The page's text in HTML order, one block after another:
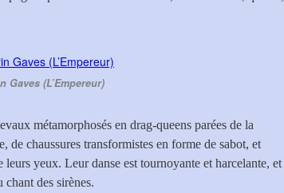
Gaves (L’Empereur)
métamorphosés en drag-queens parées de la
de chaussures transformistes en forme de sabot, et
yeux. Leur danse est tournoyante et harcelante, et
des sirènes.